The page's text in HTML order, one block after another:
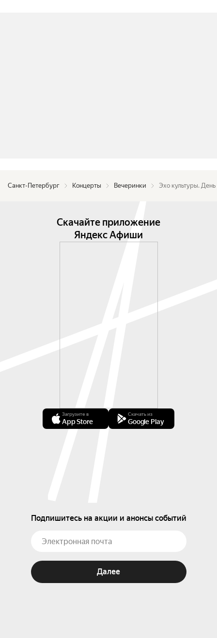
Санкт-Петербург Концерты Вечеринки Эхо культуры.
Скачайте приложение
Яндекс Афиши
Загрузите в
App Store
Скачать из
Google Play
Подпишитесь на акции и анонсы событий
Далее